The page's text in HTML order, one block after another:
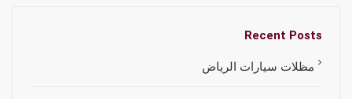
Recent Posts
مظلات سيارات الرياض